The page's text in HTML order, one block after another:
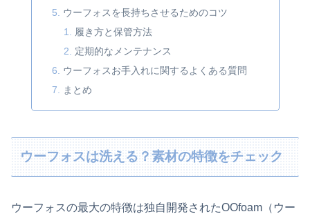
ウーフォスを長持ちさせるためのコツ
履き方と保管方法
定期的なメンテナンス
ウーフォスお手入れに関するよくある質問
まとめ
ウーフォスは洗える？素材の特徴をチェック
ウーフォスの最大の特徴は独自開発されたOOfoam（ウー